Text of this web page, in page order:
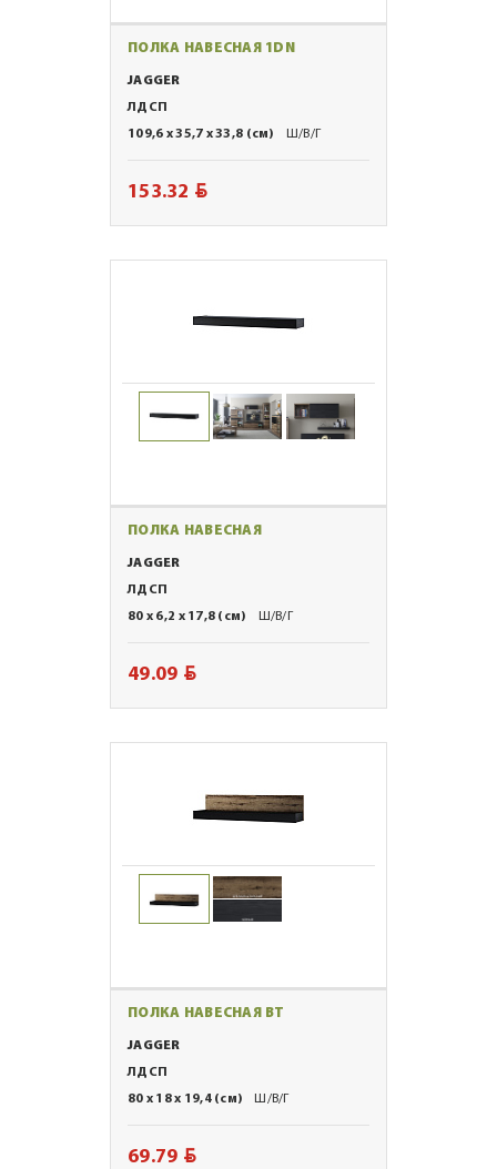
ПОЛКА НАВЕСНАЯ 1DN
JAGGER
ЛДСП
109,6 x 35,7 x 33,8 (см)
Ш/В/Г
153.32 BYN
ПОЛКА НАВЕСНАЯ
JAGGER
ЛДСП
80 x 6,2 x 17,8 (см)
Ш/В/Г
49.09 BYN
ПОЛКА НАВЕСНАЯ ВТ
JAGGER
ЛДСП
80 x 18 x 19,4 (см)
Ш/В/Г
69.79 BYN